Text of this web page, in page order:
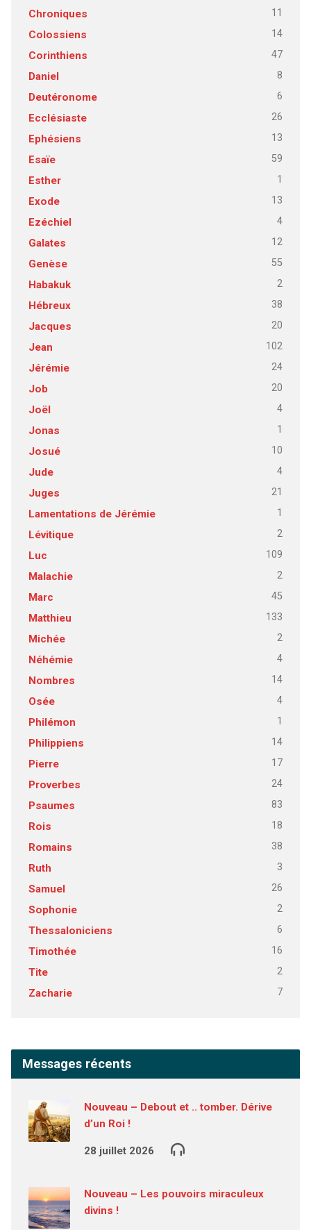
Chroniques 11
Colossiens 14
Corinthiens 47
Daniel 8
Deutéronome 6
Ecclésiaste 26
Ephésiens 13
Esaïe 59
Esther 1
Exode 13
Ezéchiel 4
Galates 12
Genèse 55
Habakuk 2
Hébreux 38
Jacques 20
Jean 102
Jérémie 24
Job 20
Joël 4
Jonas 1
Josué 10
Jude 4
Juges 21
Lamentations de Jérémie 1
Lévitique 2
Luc 109
Malachie 2
Marc 45
Matthieu 133
Michée 2
Néhémie 4
Nombres 14
Osée 4
Philémon 1
Philippiens 14
Pierre 17
Proverbes 24
Psaumes 83
Rois 18
Romains 38
Ruth 3
Samuel 26
Sophonie 2
Thessaloniciens 6
Timothée 16
Tite 2
Zacharie 7
Messages récents
Nouveau – Debout et .. tomber. Dérive
d’un Roi !
28 juillet 2026
Nouveau – Les pouvoirs miraculeux
divins !